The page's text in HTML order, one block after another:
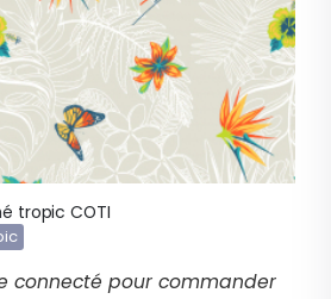
tropic COTI
connecté pour commander